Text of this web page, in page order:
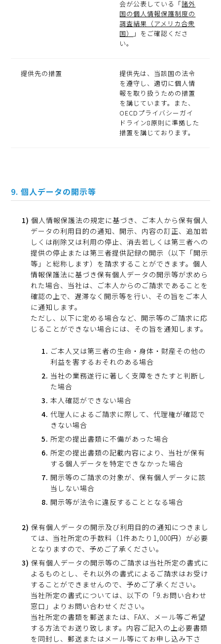
会が公表している「諸外
国の個人情報保護制度の
調査結果（アメリカ合衆
国）
」をご確認くださ
い。
提供先の措置
提供先は、当該国の法令
を遵守し、適切に個人情
報を取り扱うための措置
を講じています。また、
OECDプライバシーガイ
ドライン8原則に準拠した
措置を講じております。
個人データの開示等
個人情報保護法の規定に基づき、ご本人から保有個人
データの利用目的の通知、開示、内容の訂正、追加若
しくは削除又は利用の停止、消去若しくは第三者への
提供の停止または第三者提供記録の開示（以下「開示
等」と総称します）を請求することができます。個人
情報保護法に基づき保有個人データの開示等が求めら
れた場合、当社は、ご本人からのご請求であることを
確認の上で、遅滞なく開示等を行い、その旨をご本人
に通知します。
ただし、以下に定める場合など、開示等のご請求に応
じることができない場合には、その旨を通知します。
ご本人又は第三者の生命・身体・財産その他の
利益を害するおそれのある場合
当社の業務遂行に著しく支障をきたすと判断し
た場合
本人確認ができない場合
代理人によるご請求に際して、代理権が確認で
きない場合
所定の提出書類に不備があった場合
所定の提出書類の記載内容により、当社が保有
する個人データを特定できなかった場合
開示等のご請求の対象が、保有個人データに該
当しない場合
開示等が法令に違反することとなる場合
保有個人データの開示及び利用目的の通知につきまし
ては、当社所定の手数料（1件あたり1,000円）が必要
となりますので、予めご了承ください。
保有個人データの開示等のご請求は当社所定の書式に
よるものとし、それ以外の書式によるご請求はお受け
することができませんので、予めご了承ください。
当社所定の書式については、以下の「9.お問い合わせ
窓口」よりお問い合わせください。
当社所定の書類を郵送または、FAX、メール等ご希望
する方法でお送り致します。内容ご記入の上必要書類
を同封し、郵送またはメール等にてお申し込み下さ